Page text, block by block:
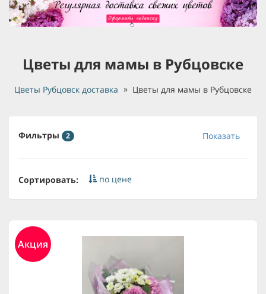
Цветы для мамы в Рубцовске
Цветы Рубцовск доставка Цветы для мамы в Рубцовске
Фильтры 2 Показать
Сортировать: по цене
Акция